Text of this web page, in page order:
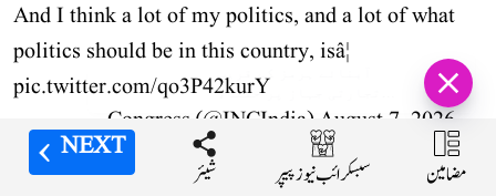
مضامین سبسکرائب نیوز پیپر شیئر
NEXT
مضامین سبسکرائب نیوز پیپر شیئر
NEXT
مضامین سبسکرائب نیوز پیپر شیئر
NEXT
And I think a lot of my politics, and a lot of what
politics should be in this country, isâ¦
pic.twitter.com/qo3P42kurY
August 7, 2026
قابل ذکر ہے کہ کانگریس اور اپوزیشن جماعتوں نے خواتین ریزرویشن بل کی حمایت کی
مضامین سبسکرائب نیوز پیپر شیئر
NEXT
تجارتی جہاز پر حملہ، انجن
روم میں آگ لگنے کے سبب
عملے نے مانگی مدد